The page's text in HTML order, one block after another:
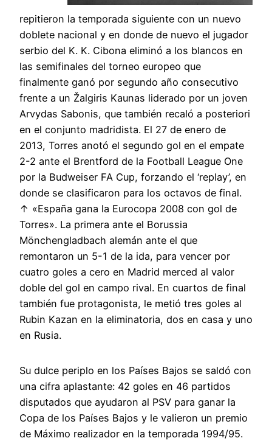
repitieron la temporada siguiente con un nuevo
doblete nacional y en donde de nuevo el jugador
serbio del K. K. Cibona eliminó a los blancos en
las semifinales del torneo europeo que
finalmente ganó por segundo año consecutivo
frente a un Žalgiris Kaunas liderado por un joven
Arvydas Sabonis, que también recaló a posteriori
en el conjunto madridista. El 27 de enero de
2013, Torres anotó el segundo gol en el empate
2-2 ante el Brentford de la Football League One
por la Budweiser FA Cup, forzando el ‘replay’, en
donde se clasificaron para los octavos de final.
↑ «España gana la Eurocopa 2008 con gol de
Torres». La primera ante el Borussia
Mönchengladbach alemán ante el que
remontaron un 5-1 de la ida, para vencer por
cuatro goles a cero en Madrid merced al valor
doble del gol en campo rival. En cuartos de final
también fue protagonista, le metió tres goles al
Rubin Kazan en la eliminatoria, dos en casa y uno
en Rusia.
Su dulce periplo en los Países Bajos se saldó con
una cifra aplastante: 42 goles en 46 partidos
disputados que ayudaron al PSV para ganar la
Copa de los Países Bajos y le valieron un premio
de Máximo realizador en la temporada 1994/95.